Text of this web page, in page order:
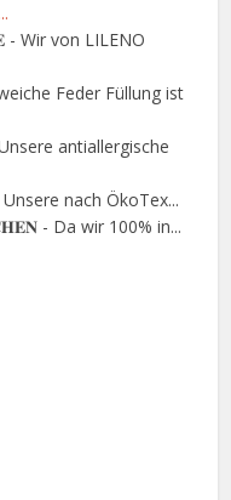
Wir von LILENO
Feder Füllung ist
antiallergische
nach ÖkoTex...
- Da wir 100% in...